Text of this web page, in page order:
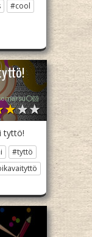
#cool
tyttö!
#tyttö